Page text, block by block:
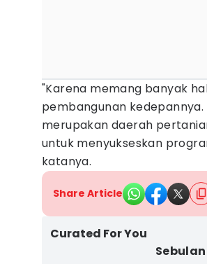
"Karena memang banyak
pembangunan
merupakan daerah
untuk menyukseskan
katanya.
Share Article
Curated For You